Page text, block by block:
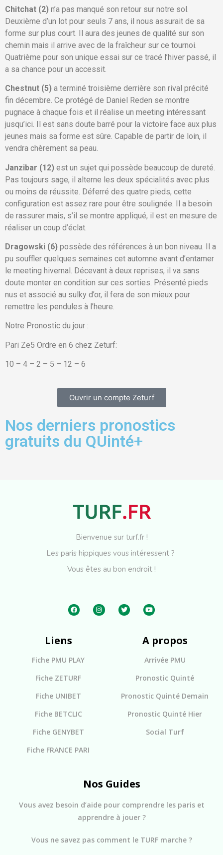
Chitchat (2) n’a pas manqué son retour sur notre sol.
Deuxième d’un lot pour seuls 7 ans, il nous assurait de sa
forme sur plus court. Il aura des jeunes de qualité sur son
chemin mais il arrive avec de la fraîcheur sur ce tournoi.
Quatrième pour son unique essai sur ce tracé l’hiver passé, il
a sa chance pour un accessit.
Chestnut (5) a terminé troisième derrière son rival précité
fin décembre. Ce protégé de Daniel Reden se montre
pugnace à chaque fois et il réalise un meeting intéressant
jusqu’ici. Il est sans doute barré pour la victoire face aux plus
jeunes mais sa forme est sûre. Capable de partir de loin, il
vendra chèrement sa peau.
Janzibar (12) est un sujet qui possède beaucoup de dureté.
Pas toujours sage, il alterne les deux spécialités avec plus
ou moins de réussite. Déferré des quatre pieds, cette
configuration est assez rare pour être soulignée. Il a besoin
de rassurer mais, s’il se montre appliqué, il est en mesure de
réaliser un coup d’éclat.
Dragowski (6) possède des références à un bon niveau. Il a
pu souffler quelques semaines cet automne avant d’entamer
le meeting hivernal. Décevant à deux reprises, il va sans
doute monter en condition sur ces sorties. Présenté pieds
nus et associé au sulky d’or, il fera de son mieux pour
remettre les pendules à l’heure.
Notre Pronostic du jour :
Pari Ze5 Ordre en 6 chez Zeturf:
10 – 4 – 2 – 5 – 12 – 6
Ouvrir un compte Zeturf
Nos derniers pronostics
gratuits du QUinté+
Bienvenue sur turf.fr !
Les paris hippiques vous intéressent ?
Vous êtes au bon endroit !
Liens
Fiche PMU PLAY
Fiche ZETURF
Fiche UNIBET
Fiche BETCLIC
Fiche GENYBET
Fiche FRANCE PARI
A propos
Arrivée PMU
Pronostic Quinté
Pronostic Quinté Demain
Pronostic Quinté Hier
Social Turf
Nos Guides
Vous avez besoin d’aide pour comprendre les paris et
apprendre à jouer ?
Vous ne savez pas comment le TURF marche ?